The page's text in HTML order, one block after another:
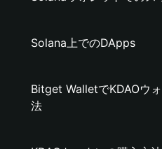
Solana上でのDApps
Bitget WalletでKDAOウ
法